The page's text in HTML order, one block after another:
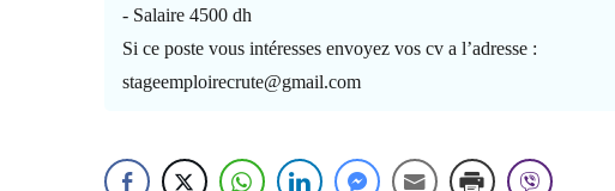
- Salaire 4500 dh
Si ce poste vous intéresses envoyez vos cv a l’adresse :
stageemploirecrute@gmail.com